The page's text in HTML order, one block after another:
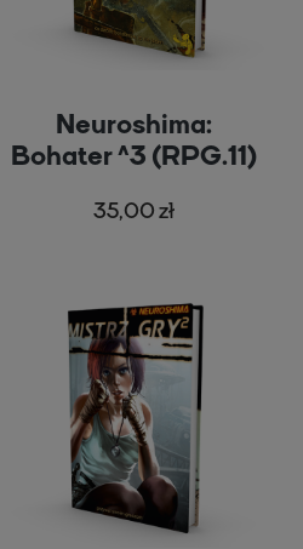
Neuroshima:
Bohater ^3 (RPG.11)
35,00 zł